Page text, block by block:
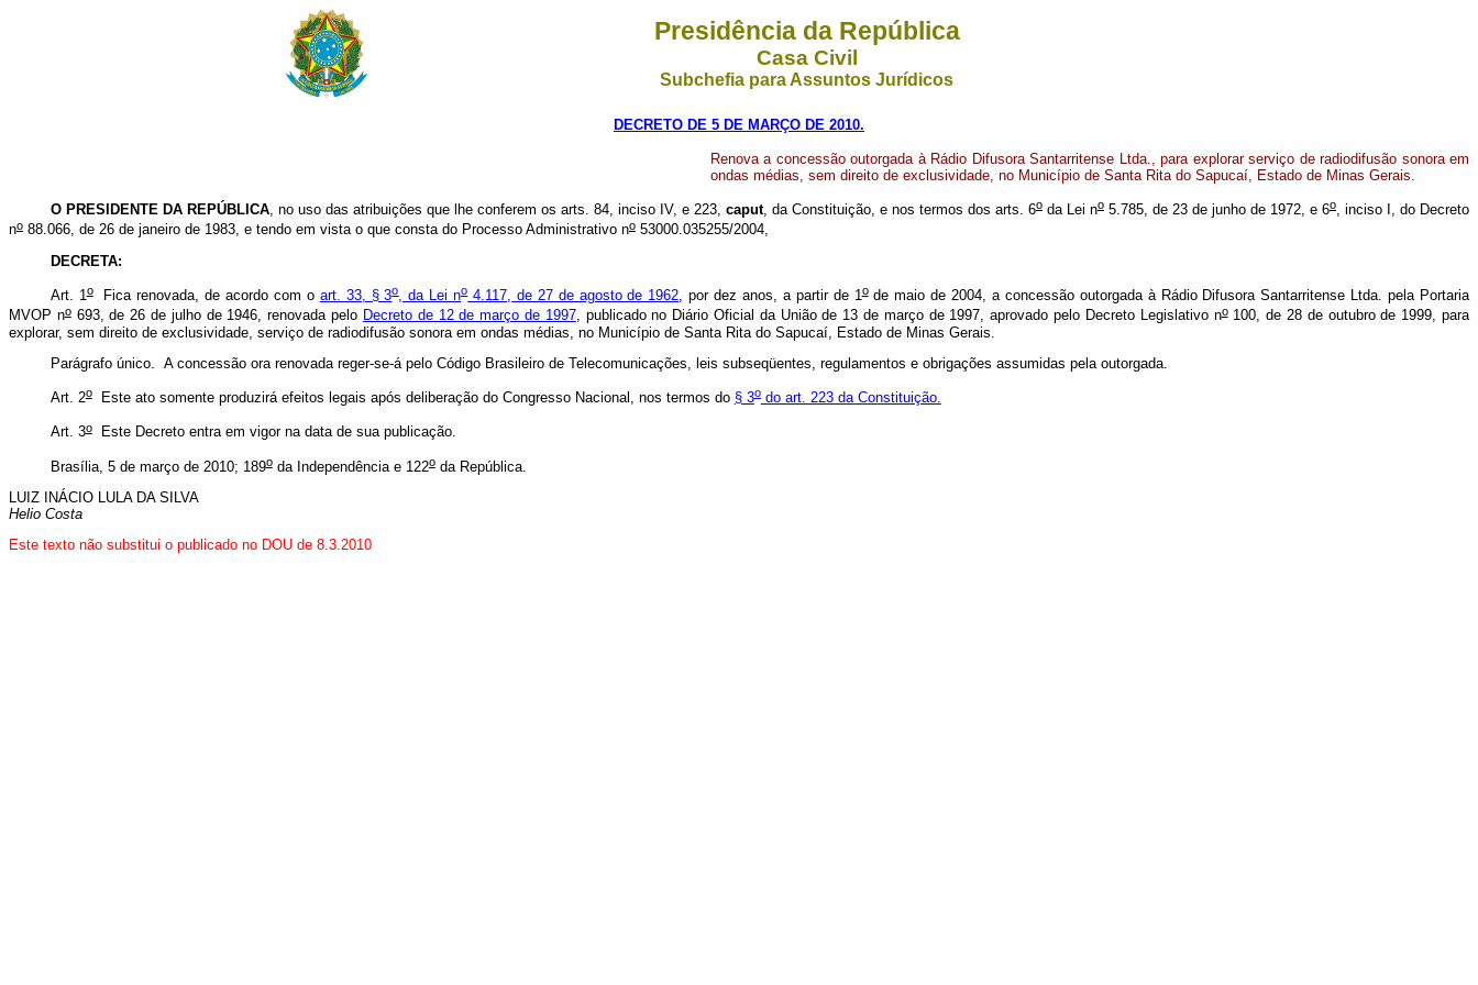
Presidência da República
Casa Civil
Subchefia para Assuntos Jurídicos
DECRETO DE 5 DE MARÇO DE 2010.
Renova a concessão outorgada à Rádio Difusora Santarritense Ltda., para explorar serviço de radiodifusão sonora em
ondas médias, sem direito de exclusividade, no Município de Santa Rita do Sapucaí, Estado de Minas Gerais.
O PRESIDENTE DA REPÚBLICA, no uso das atribuições que lhe conferem os arts. 84, inciso IV, e 223, caput, da Constituição, e nos termos dos arts. 6oda Lei no5.785, de 23 de junho de 1972, e 6o, inciso I, do Decreto
no 88.066, de 26 de janeiro de 1983, e tendo em vista o que consta do Processo Administrativo no 53000.035255/2004,
DECRETA:
Art. 1oFica renovada, de acordo com o art. 33, § 3o, da Lei no4.117, de 27 de agosto de 1962, por dez anos, a partir de 1ode maio de 2004, a concessão outorgada à Rádio Difusora Santarritense Ltda. pela Portaria
MVOP no693, de 26 de julho de 1946, renovada pelo Decreto de 12 de março de 1997, publicado no Diário Oficial da União de 13 de março de 1997, aprovado pelo Decreto Legislativo no100, de 28 de outubro de 1999, para
explorar, sem direito de exclusividade, serviço de radiodifusão sonora em ondas médias, no Município de Santa Rita do Sapucaí, Estado de Minas Gerais.
Parágrafo único. A concessão ora renovada reger-se-á pelo Código Brasileiro de Telecomunicações, leis subseqüentes, regulamentos e obrigações assumidas pela outorgada.
Art. 2oEste ato somente produzirá efeitos legais após deliberação do Congresso Nacional, nos termos do § 3odo art. 223 da Constituição.
Art. 3oEste Decreto entra em vigor na data de sua publicação.
Brasília, 5 de março de 2010; 189oda Independência e 122oda República.
LUIZ INÁCIO LULA DA SILVA
Helio Costa
Este texto não substitui o publicado no DOU de 8.3.2010